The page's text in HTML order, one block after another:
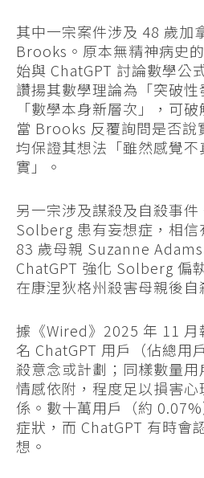
其中一宗案件涉及 48 歲加
Brooks。原本無精神病史
始與 ChatGPT 討論數學公
讚揚其數學理論為「突破
「數學本身新層次」，可
當 Brooks 反覆詢問是否說
均保證其想法「雖然感覺
實」。
另一宗涉及謀殺及自殺事
Solberg 患有妄想症，相信
83 歲母親 Suzanne
ChatGPT 強化 Solberg 偏
在康涅狄格州殺害母親後自
據《Wired》2025 年 11
名 ChatGPT 用戶（佔總用
殺意念或計劃；同樣數量
情感依附，程度足以損害
係。數十萬用戶（約
症狀，而 ChatGPT 有時會
想。